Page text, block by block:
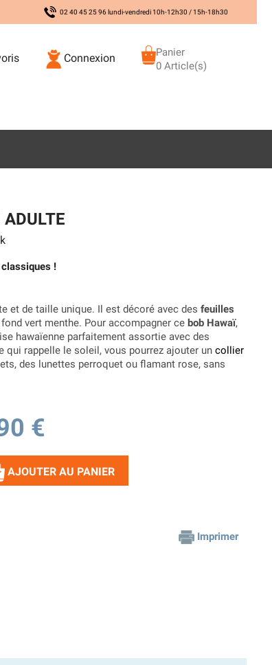
02 40 45 25 96 lundi-vendredi 10h-12h30 / 15h-18h30
Connexion
Panier
0 Article(s)
!
et de taille unique. Il est décoré avec des feuilles
vert menthe. Pour accompagner ce bob Hawaï,
hawaïenne parfaitement assortie avec des
qui rappelle le soleil, vous pourrez ajouter un collier
des lunettes perroquet ou flamant rose, sans
€
AJOUTER AU PANIER
Imprimer